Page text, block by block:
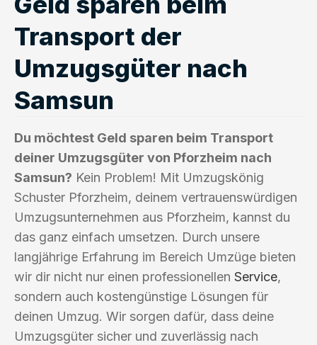
Transport der
Umzugsgüter nach
Samsun
Du möchtest Geld sparen beim Transport
deiner Umzugsgüter von Pforzheim nach
Samsun? Kein Problem! Mit Umzugskönig
Schuster Pforzheim, deinem vertrauenswürdigen
Umzugsunternehmen aus Pforzheim, kannst du
das ganz einfach umsetzen. Durch unsere
langjährige Erfahrung im Bereich Umzüge bieten
wir dir nicht nur einen professionellen Service,
sondern auch kostengünstige Lösungen für
deinen Umzug. Wir sorgen dafür, dass deine
Umzugsgüter sicher und zuverlässig nach